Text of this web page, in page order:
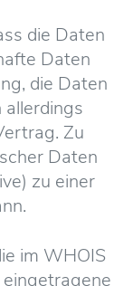
die Daten
Daten
die Daten
Zu
Daten
zu einer
im WHOIS